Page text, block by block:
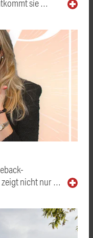
sie …
zeigt nicht nur …